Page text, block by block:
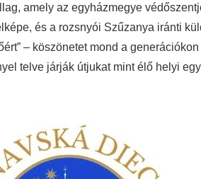
amely az egyházmegye
és a rozsnyói Szűzanya iránti
– köszönetet mond a
telve járják útjukat mint élő helyi